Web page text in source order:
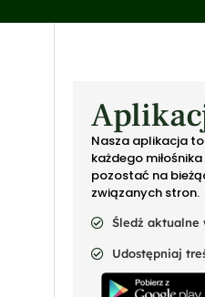
Nasza aplikacja
każdego
pozostać na
związanych stron.
Śledź aktualne
Udostępniaj